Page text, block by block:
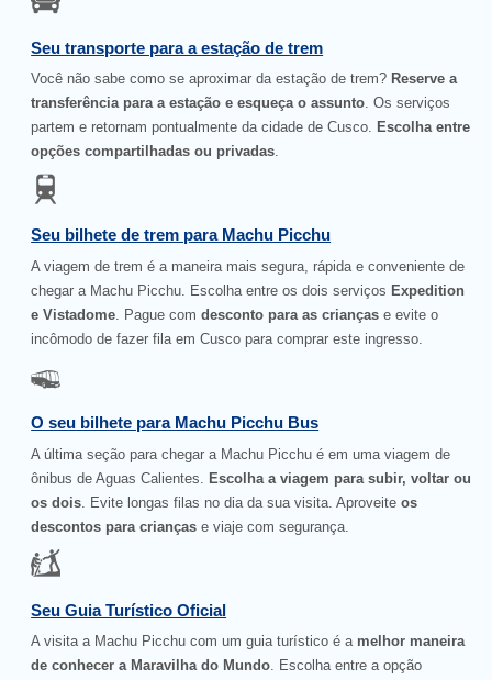
Seu transporte para a estação de trem
Você não sabe como se aproximar da estação de trem? Reserve a
transferência para a estação e esqueça o assunto. Os serviços
partem e retornam pontualmente da cidade de Cusco. Escolha entre
opções compartilhadas ou privadas.
Seu bilhete de trem para Machu Picchu
A viagem de trem é a maneira mais segura, rápida e conveniente de
chegar a Machu Picchu. Escolha entre os dois serviços Expedition
e Vistadome . Pague comdesconto para as crianças e evite o
incômodo de fazer fila em Cusco para comprar este ingresso.
O seu bilhete para Machu Picchu Bus
A última seção para chegar a Machu Picchu é em uma viagem de
ônibus de Aguas Calientes. Escolha a viagem para subir, voltar ou
os dois . Evite longas filas no dia da sua visita. Aproveiteos
descontos para crianças e viaje com segurança.
Seu Guia Turístico Oficial
A visita a Machu Picchu com um guia turístico é a melhor maneira
de conhecer a Maravilha do Mundo. Escolha entre a opção